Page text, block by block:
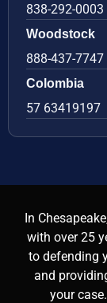
838-292-0003
Woodstock
888-437-7747
Colombia
57 63419197
In
with over 25
to defending
and
your